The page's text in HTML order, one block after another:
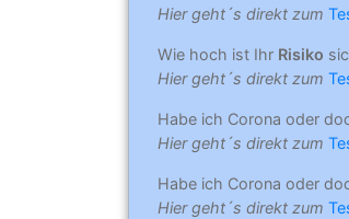
Hier geht´s direkt zum
Wie hoch ist Ihr Risiko
Hier geht´s direkt zum
Habe ich Corona oder
Hier geht´s direkt zum
Habe ich Corona oder
Hier geht´s direkt zum